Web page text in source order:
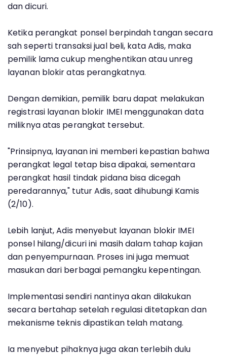
dan dicuri.
Ketika perangkat ponsel berpindah tangan secara
sah seperti transaksi jual beli, kata Adis, maka
pemilik lama cukup menghentikan atau unreg
layanan blokir atas perangkatnya.
Dengan demikian, pemilik baru dapat melakukan
registrasi layanan blokir IMEI menggunakan data
miliknya atas perangkat tersebut.
"Prinsipnya, layanan ini memberi kepastian bahwa
perangkat legal tetap bisa dipakai, sementara
perangkat hasil tindak pidana bisa dicegah
peredarannya," tutur Adis, saat dihubungi Kamis
(2/10).
Lebih lanjut, Adis menyebut layanan blokir IMEI
ponsel hilang/dicuri ini masih dalam tahap kajian
dan penyempurnaan. Proses ini juga memuat
masukan dari berbagai pemangku kepentingan.
Implementasi sendiri nantinya akan dilakukan
secara bertahap setelah regulasi ditetapkan dan
mekanisme teknis dipastikan telah matang.
Ia menyebut pihaknya juga akan terlebih dulu